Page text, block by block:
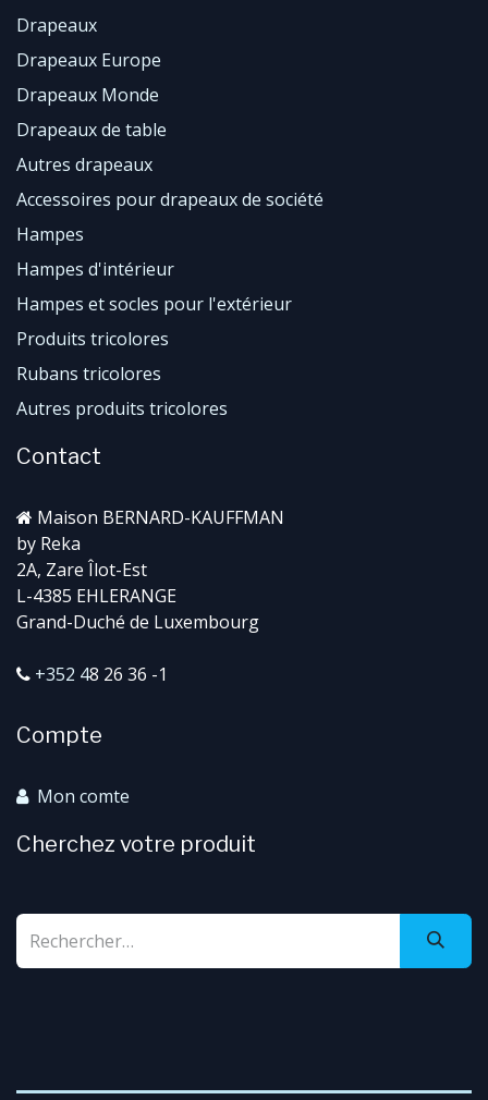
Drapeaux
Drapeaux Europe
Drapeaux Monde
​Drapeaux de table
Autres drapeaux
Accessoires pour drapeaux de société
Hampes
Hampes d'intérieur
Hampes et socles pour l'extérieur
Produits tricolores
Rubans tricolores
Autres produits tricolores
Contact
Maison BERNARD-KAUFFMAN
by Reka
2A, Zare Îlot-Est
L-4385 EHLERANGE
Grand-Duché de Luxembourg
+352 48 26 36 -1
Compte
Mon comte
Cherchez votre produit